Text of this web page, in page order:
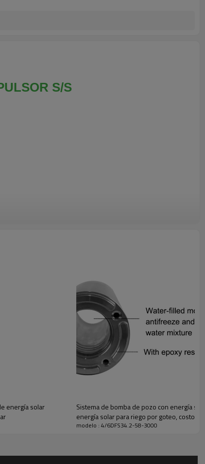
S/S
energía solar
Sistema de bomba de pozo con energía
energía solar para riego por goteo, costo
modelo : 4/6DFS34.2-58-3000